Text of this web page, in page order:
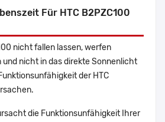
Für HTC B2PZC100
nicht fallen lassen, werfen
nicht in das direkte Sonnenlicht
der HTC
die Funktionsunfähigkeit Ihrer